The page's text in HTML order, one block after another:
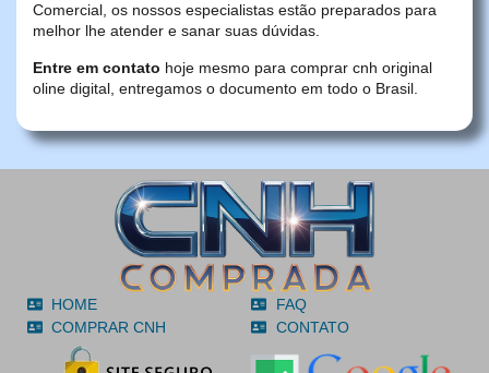
Comercial, os nossos especialistas estão preparados para
melhor lhe atender e sanar suas dúvidas.
Entre em contato hoje mesmo para comprar cnh original
oline digital, entregamos o documento em todo o Brasil.
HOME
COMPRAR CNH
FAQ
CONTATO